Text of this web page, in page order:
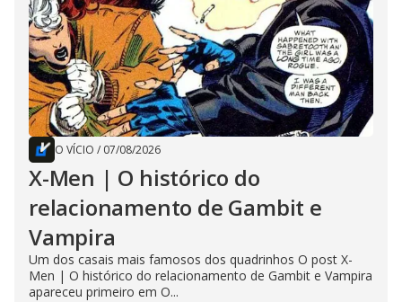
O VÍCIO / 07/08/2026
X-Men | O histórico do
relacionamento de Gambit e
Vampira
Um dos casais mais famosos dos quadrinhos O post X-
Men | O histórico do relacionamento de Gambit e Vampira
apareceu primeiro em O...